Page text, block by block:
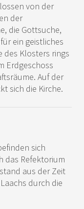
von der
der
die Gottsuche,
ein geistliches
des Klosters rings
Erdgeschoss
Auf der
sich die Kirche.
sich
das Refektorium
aus der Zeit
durch die